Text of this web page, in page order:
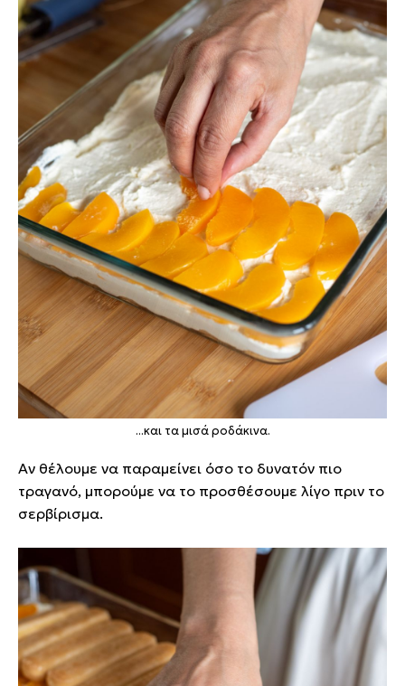
...και τα μισά ροδάκινα.
Αν θέλουμε να παραμείνει όσο το δυνατόν πιο
τραγανό, μπορούμε να το προσθέσουμε λίγο πριν το
σερβίρισμα.